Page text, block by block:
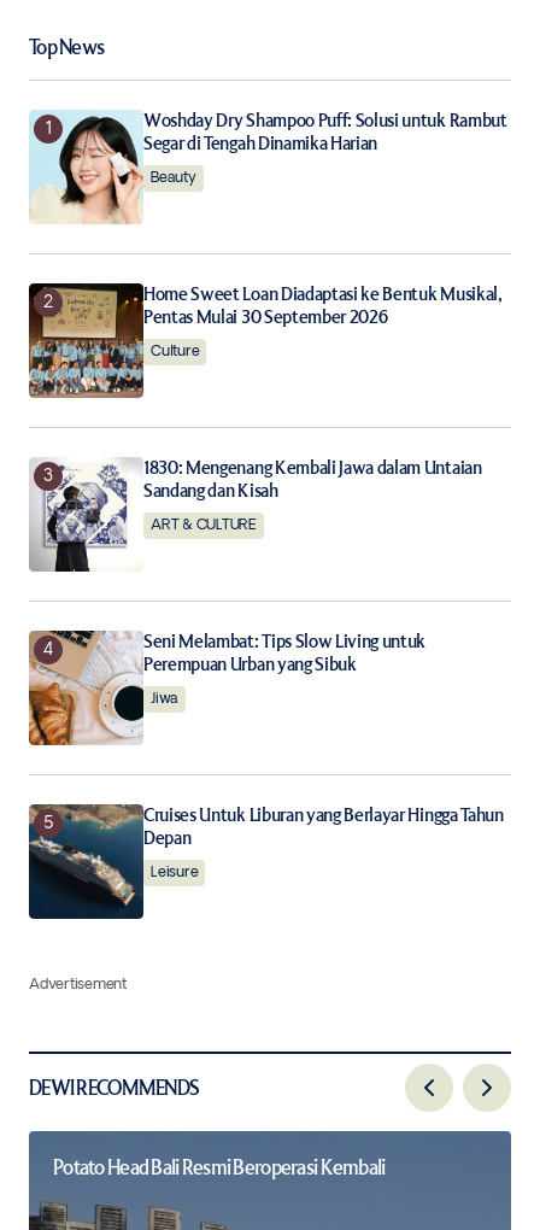
Your Name
Your E-mail *
Save my name, email, and website in this browser for
the next time I comment.
Notify me of follow-up comments by email.
Notify me of new posts by email.
Submit Comment
Top News
Woshday Dry Shampoo Puff: Solusi untuk Rambut
Segar di Tengah Dinamika Harian
Beauty
Home Sweet Loan Diadaptasi ke Bentuk Musikal,
Pentas Mulai 30 September 2026
Culture
1830: Mengenang Kembali Jawa dalam Untaian
Sandang dan Kisah
ART & CULTURE
Seni Melambat: Tips Slow Living untuk
Perempuan Urban yang Sibuk
Jiwa
Cruises Untuk Liburan yang Berlayar Hingga Tahun
Depan
Leisure
Advertisement
DEWI RECOMMENDS
Potato Head Bali Resmi Beroperasi Kembali